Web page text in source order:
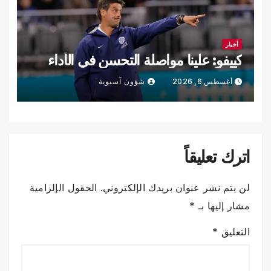
أخبار
كييفو: علينا مواصلة التحسن في الأداء
أغسطس 6, 2026 شؤون آسيوية
اترك تعليقاً
لن يتم نشر عنوان بريدك الإلكتروني. الحقول الإلزامية
مشار إليها بـ *
التعليق *